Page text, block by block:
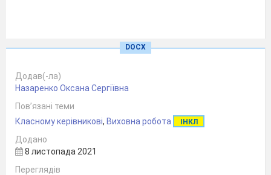
Україна»
Сьогодні ми поринемо у чарівний світ
української мови, пісні. Кожна людина повинна
пам’ятати, хто вона, звідки родом, де закопана
її пуповина. І кожна людина має знати свою
мову, свою пісню, любити її і цінувати.
DOCX
Додав(-ла)
Назаренко Оксана Сергіївна
Пов’язані теми
Класному керівникові, Виховна робота ІНКЛ
Додано
8 листопада 2021
Переглядів